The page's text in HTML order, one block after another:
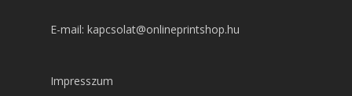
E-mail: kapcsolat@onlineprintshop.hu
Impresszum